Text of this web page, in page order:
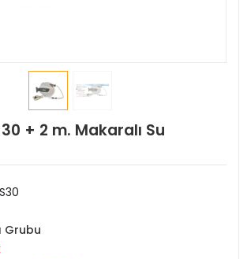
+ 2 m. Makaralı Su
Grubu